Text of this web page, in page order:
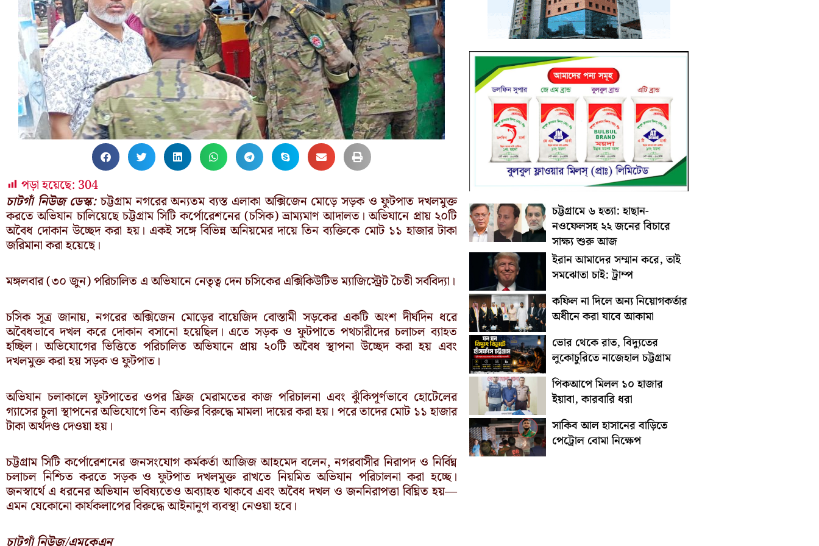
পড়া হয়েছে: 304
চাটগাঁ নিউজ ডেস্ক:চট্টগ্রাম নগরের অন্যতম ব্যস্ত এলাকা অক্সিজেন মোড়ে সড়ক ও ফুটপাত দখলমুক্ত
করতে অভিযান চালিয়েছে চট্টগ্রাম সিটি কর্পোরেশনের (চসিক) ভ্রাম্যমাণ আদালত। অভিযানে প্রায় ২০টি
অবৈধ দোকান উচ্ছেদ করা হয়। একই সঙ্গে বিভিন্ন অনিয়মের দায়ে তিন ব্যক্তিকে মোট ১১ হাজার টাকা
জরিমানা করা হয়েছে।
মঙ্গলবার (৩০ জুন) পরিচালিত এ অভিযানে নেতৃত্ব দেন চসিকের এক্সিকিউটিভ ম্যাজিস্ট্রেট চৈতী সর্ববিদ্যা।
চসিক সূত্র জানায়, নগরের অক্সিজেন মোড়ের বায়েজিদ বোস্তামী সড়কের একটি অংশ দীর্ঘদিন ধরে
অবৈধভাবে দখল করে দোকান বসানো হয়েছিল। এতে সড়ক ও ফুটপাতে পথচারীদের চলাচল ব্যাহত
হচ্ছিল। অভিযোগের ভিত্তিতে পরিচালিত অভিযানে প্রায় ২০টি অবৈধ স্থাপনা উচ্ছেদ করা হয় এবং
দখলমুক্ত করা হয় সড়ক ও ফুটপাত।
অভিযান চলাকালে ফুটপাতের ওপর ফ্রিজ মেরামতের কাজ পরিচালনা এবং ঝুঁকিপূর্ণভাবে হোটেলের
গ্যাসের চুলা স্থাপনের অভিযোগে তিন ব্যক্তির বিরুদ্ধে মামলা দায়ের করা হয়। পরে তাদের মোট ১১ হাজার
টাকা অর্থদণ্ড দেওয়া হয়।
চট্টগ্রাম সিটি কর্পোরেশনের জনসংযোগ কর্মকর্তা আজিজ আহমেদ বলেন, নগরবাসীর নিরাপদ ও নির্বিঘ্ন
চলাচল নিশ্চিত করতে সড়ক ও ফুটপাত দখলমুক্ত রাখতে নিয়মিত অভিযান পরিচালনা করা হচ্ছে।
জনস্বার্থে এ ধরনের অভিযান ভবিষ্যতেও অব্যাহত থাকবে এবং অবৈধ দখল ও জননিরাপত্তা বিঘ্নিত হয়—
এমন যেকোনো কার্যকলাপের বিরুদ্ধে আইনানুগ ব্যবস্থা নেওয়া হবে।
চট্টগ্রামে ৬ হত্যা: হাছান-
নওফেলসহ ২২ জনের বিচারে
সাক্ষ্য শুরু আজ
ইরান আমাদের সম্মান করে, তাই
সমঝোতা চাই: ট্রাম্প
কফিল না দিলে অন্য নিয়োগকর্তার
অধীনে করা যাবে আকামা
ভোর থেকে রাত, বিদ্যুতের
লুকোচুরিতে নাজেহাল চট্টগ্রাম
পিকআপে মিলল ১০ হাজার
ইয়াবা, কারবারি ধরা
সাকিব আল হাসানের বাড়িতে
পেট্রোল বোমা নিক্ষেপ